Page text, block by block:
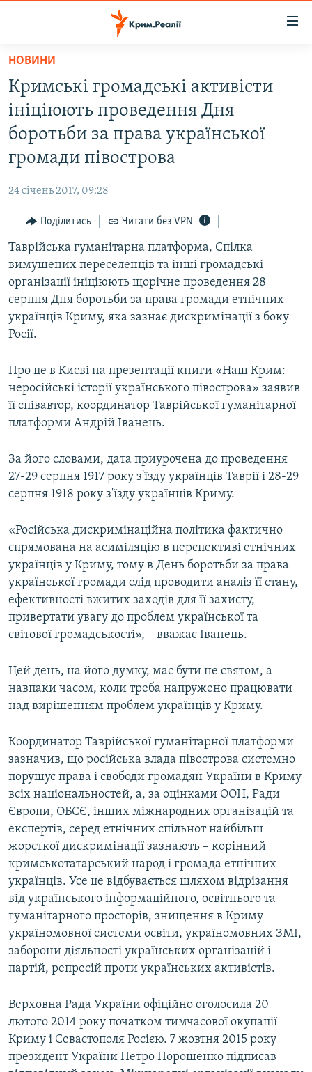
Перейти
основного
матеріалу
Перейти
до
основної
Перейти
пошуку
ВОДА.КРИМ
ВІДЕО ТА ФОТО
ІНТЕРВ'Ю
ВСЕ ЗА ДЕНЬ
СПЕЦПРОЕКТИ
ДЕПОРТАЦІЯ
ВІДЕОУРОКИ «ELIFBE»
УКРАЇНСЬКА ПРОБЛЕМА КРИМУ
ІНФОГРАФІКА
ЯК ОБІЙТИ БЛОКУВАННЯ
Русский
ДОЛУЧАЙСЯ!
Усі сайти RFE/RL
НОВИНИ
Кримські громадські активісти
ініціюють проведення Дня
боротьби за права української
громади півострова
24 січень 2017, 09:28
Поділитись Читати без VPN
Таврійська гуманітарна платформа, Спілка
вимушених переселенців та інші громадські
організації ініціюють щорічне проведення 28
серпня Дня боротьби за права громади етнічних
українців Криму, яка зазнає дискримінації з боку
Росії.
Про це в Києві на презентації книги «Наш Крим:
неросійські історії українського півострова» заявив
її співавтор, координатор Таврійської гуманітарної
платформи Андрій Іванець.
За його словами, дата приурочена до проведення
27-29 серпня 1917 року з'їзду українців Таврії і 28-29
серпня 1918 року з'їзду українців Криму.
«Російська дискримінаційна політика фактично
спрямована на асиміляцію в перспективі етнічних
українців у Криму, тому в День боротьби за права
української громади слід проводити аналіз її стану,
ефективності вжитих заходів для її захисту,
привертати увагу до проблем української та
світової громадськості», – вважає Іванець.
Цей день, на його думку, має бути не святом, а
навпаки часом, коли треба напружено працювати
над вирішенням проблем українців у Криму.
Координатор Таврійської гуманітарної платформи
зазначив, що російська влада півострова системно
порушує права і свободи громадян України в Криму
всіх національностей, а, за оцінками ООН, Ради
Європи, ОБСЄ, інших міжнародних організацій та
експертів, серед етнічних спільнот найбільш
жорсткої дискримінації зазнають – корінний
кримськотатарський народ і громада етнічних
українців. Усе це відбувається шляхом відрізання
від українського інформаційного, освітнього та
гуманітарного просторів, знищення в Криму
україномовної системи освіти, україномовних ЗМІ,
заборони діяльності українських організацій і
партій, репресій проти українських активістів.
Верховна Рада України офіційно оголосила 20
лютого 2014 року початком тимчасової окупації
Криму і Севастополя Росією. 7 жовтня 2015 року
президент України Петро Порошенко підписав